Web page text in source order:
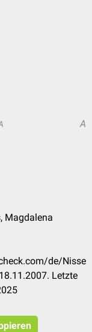
A
Magdalena
de/Nisse
Letzte